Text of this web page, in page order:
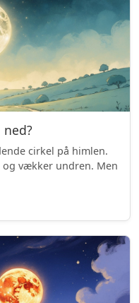
cirkel på himlen.
vækker undren. Men